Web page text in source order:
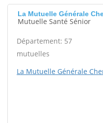
La Mutuelle Générale
Mutuelle Santé Sénior
Département: 57
mutuelles
La Mutuelle Générale